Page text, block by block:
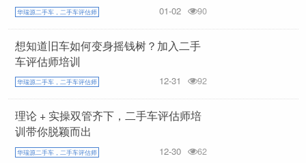
华瑞源二手车，二手车评估师 90
01-02
想知道旧车如何变身摇钱树？加入二手
车评估师培训
华瑞源二手车，二手车评估师 92
12-31
理论 + 实操双管齐下，二手车评估师培
训带你脱颖而出
华瑞源二手车，二手车评估师 62
12-30